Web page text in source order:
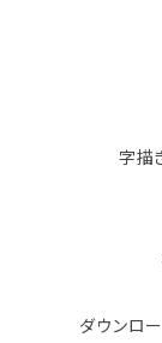
字描
ダウンロ